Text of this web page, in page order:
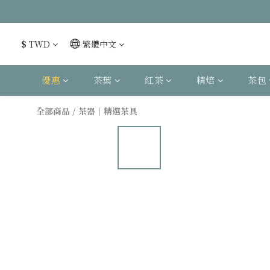
$ TWD 繁體中文
優惠 茶葉 紅茶 精焙 茶包
全部商品 / 茶器｜精選茶具